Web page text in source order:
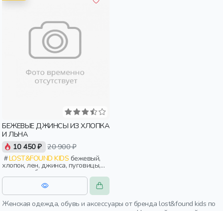
БЕЖЕВЫЕ ДЖИНСЫ ИЗ ХЛОПКА
И ЛЬНА
10 450 ₽ 20 900 ₽
LOST&FOUND KIDS
хлопок, лен, джинса, пуговицы,
застежка, бахрома, женщины,
мужчины, взрослые
Женская одежда, обувь и аксессуары от бренда lost&found kids по